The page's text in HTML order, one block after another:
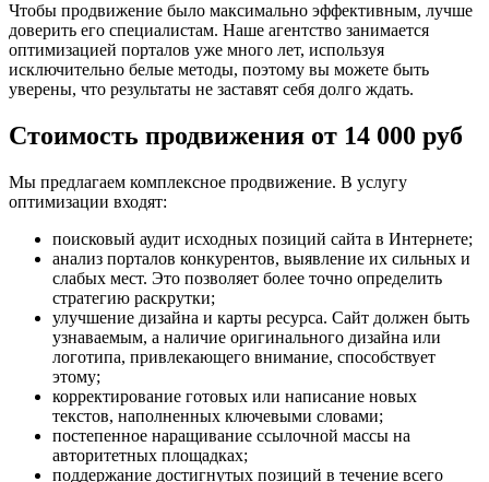
Чтобы продвижение было максимально эффективным, лучше
доверить его специалистам. Наше агентство занимается
оптимизацией порталов уже много лет, используя
исключительно белые методы, поэтому вы можете быть
уверены, что результаты не заставят себя долго ждать.
Стоимость продвижения от 14 000 руб
Мы предлагаем комплексное продвижение. В услугу
оптимизации входят:
поисковый аудит исходных позиций сайта в Интернете;
анализ порталов конкурентов, выявление их сильных и
слабых мест. Это позволяет более точно определить
стратегию раскрутки;
улучшение дизайна и карты ресурса. Сайт должен быть
узнаваемым, а наличие оригинального дизайна или
логотипа, привлекающего внимание, способствует
этому;
корректирование готовых или написание новых
текстов, наполненных ключевыми словами;
постепенное наращивание ссылочной массы на
авторитетных площадках;
поддержание достигнутых позиций в течение всего